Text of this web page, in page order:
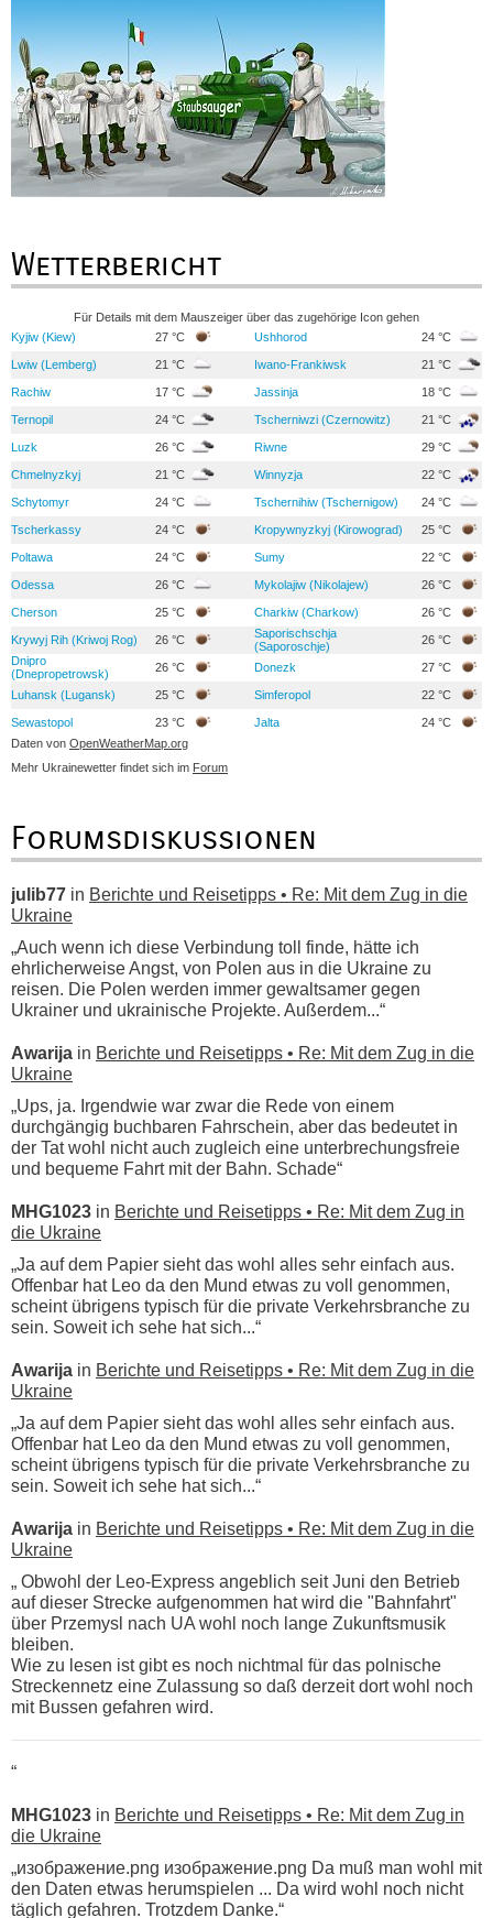
Wetterbericht
Für Details mit dem Mauszeiger über das zugehörige Icon gehen
Kyjiw (Kiew)
27 °C Ushhorod 24 °C
Lwiw (Lemberg) 21 °C Iwano-Frankiwsk 21 °C
Rachiw 17 °C Jassinja 18 °C
Ternopil 24 °C Tscherniwzi (Czernowitz) 21 °C
Luzk 26 °C Riwne 29 °C
Chmelnyzkyj 21 °C Winnyzja 22 °C
Schytomyr 24 °C Tschernihiw (Tschernigow) 24 °C
Tscherkassy 24 °C Kropywnyzkyj (Kirowograd) 25 °C
Poltawa 24 °C Sumy 22 °C
Odessa 26 °C Mykolajiw (Nikolajew) 26 °C
Cherson 25 °C Charkiw (Charkow) 26 °C
Krywyj Rih (Kriwoj Rog) 26 °C
Saporischschja
(Saporoschje)
26 °C
Dnipro
(Dnepropetrowsk)
26 °C Donezk 27 °C
Luhansk (Lugansk) 25 °C Simferopol 22 °C
Sewastopol 23 °C Jalta
24 °C
Daten von OpenWeatherMap.org
Mehr Ukrainewetter findet sich im Forum
Forumsdiskussionen
julib77 in Berichte und Reisetipps • Re: Mit dem Zug in die
Ukraine
„Auch wenn ich diese Verbindung toll finde, hätte ich
ehrlicherweise Angst, von Polen aus in die Ukraine zu
reisen. Die Polen werden immer gewaltsamer gegen
Ukrainer und ukrainische Projekte. Außerdem...“
Awarija in Berichte und Reisetipps • Re: Mit dem Zug in die
Ukraine
„Ups, ja. Irgendwie war zwar die Rede von einem
durchgängig buchbaren Fahrschein, aber das bedeutet in
der Tat wohl nicht auch zugleich eine unterbrechungsfreie
und bequeme Fahrt mit der Bahn. Schade“
MHG1023 in Berichte und Reisetipps • Re: Mit dem Zug in
die Ukraine
„Ja auf dem Papier sieht das wohl alles sehr einfach aus.
Offenbar hat Leo da den Mund etwas zu voll genommen,
scheint übrigens typisch für die private Verkehrsbranche zu
sein. Soweit ich sehe hat sich...“
Awarija in Berichte und Reisetipps • Re: Mit dem Zug in die
Ukraine
„Ja auf dem Papier sieht das wohl alles sehr einfach aus.
Offenbar hat Leo da den Mund etwas zu voll genommen,
scheint übrigens typisch für die private Verkehrsbranche zu
sein. Soweit ich sehe hat sich...“
Awarija in Berichte und Reisetipps • Re: Mit dem Zug in die
Ukraine
„ Obwohl der Leo-Express angeblich seit Juni den Betrieb
auf dieser Strecke aufgenommen hat wird die "Bahnfahrt"
über Przemysl nach UA wohl noch lange Zukunftsmusik
bleiben.
Wie zu lesen ist gibt es noch nichtmal für das polnische
Streckennetz eine Zulassung so daß derzeit dort wohl noch
mit Bussen gefahren wird.
“
MHG1023 in Berichte und Reisetipps • Re: Mit dem Zug in
die Ukraine
„изображение.png изображение.png Da muß man wohl mit
den Daten etwas herumspielen ... Da wird wohl noch nicht
täglich gefahren. Trotzdem Danke.“